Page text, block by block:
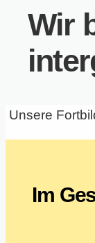
Wir
Unsere
Im